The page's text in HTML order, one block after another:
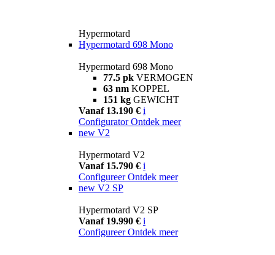
Hypermotard
Hypermotard 698 Mono
Hypermotard 698 Mono
77.5 pk VERMOGEN
63 nm KOPPEL
151 kg GEWICHT
Vanaf 13.190 € i
Configurator Ontdek meer
new V2
Hypermotard V2
Vanaf 15.790 € i
Configureer Ontdek meer
new V2 SP
Hypermotard V2 SP
Vanaf 19.990 € i
Configureer Ontdek meer